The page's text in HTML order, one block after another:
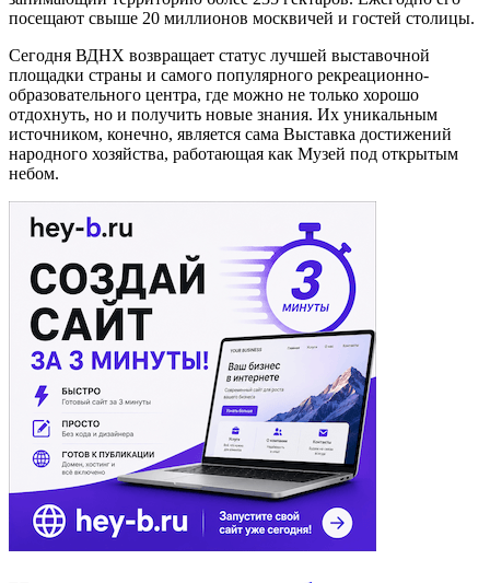
посещают свыше 20 миллионов москвичей и гостей столицы.
Сегодня ВДНХ возвращает статус лучшей выставочной
площадки страны и самого популярного рекреационно-
образовательного центра, где можно не только хорошо
отдохнуть, но и получить новые знания. Их уникальным
источником, конечно, является сама Выставка достижений
народного хозяйства, работающая как Музей под открытым
небом.